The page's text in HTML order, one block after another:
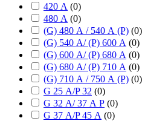
420 А (0)
480 А (0)
(G) 480 А / 540 А (P) (0)
(G) 540 А/ (P) 600 А (0)
(G) 600 А/ (P) 680 А (0)
(G) 680 А/ (P) 710 А (0)
(G) 710 А / 750 А (P) (0)
G 25 А/P 32 (0)
G 32 А/ 37 А P (0)
G 37 А/P 45 А (0)